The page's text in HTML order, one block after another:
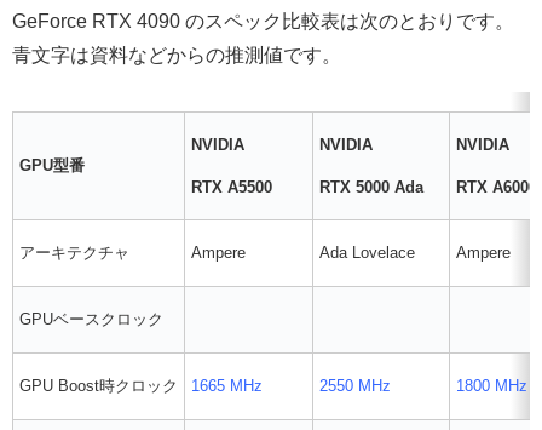
GeForce RTX 4090 のスペック比較表は次のとおりです。
青文字は資料などからの推測値です。
GPU型番
NVIDIA
RTX A5500
NVIDIA
RTX 5000 Ada
NVIDIA
RTX A6000
アーキテクチャ Ampere Ada Lovelace Ampere
GPUベースクロック
GPU Boost時クロック 1665 MHz 2550 MHz 1800 MHz